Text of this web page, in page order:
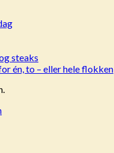
steaks
én, to – eller hele flokken